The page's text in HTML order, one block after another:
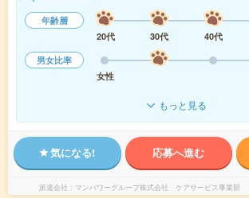
年齢層
20代
30代 40代
男女比率
女性
もっと見る
気になる! 応募へ進む
派遣会社 マンパワーグループ株式会社 ケアサービス事業部